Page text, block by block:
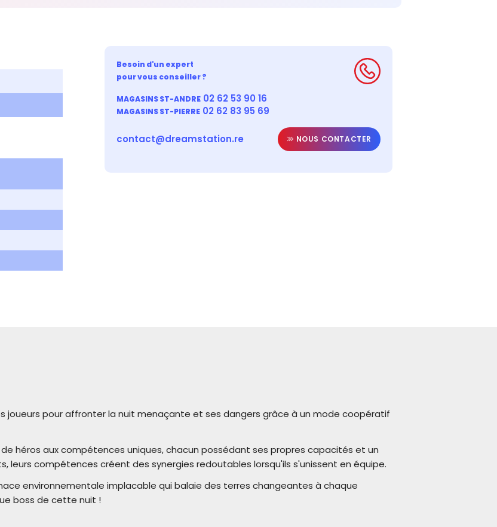
Besoin d'un expert
pour vous conseiller ?
MAGASINS ST-ANDRE 02 62 53 90 16
MAGASINS ST-PIERRE 02 62 83 95 69
contact@dreamstation.re NOUS CONTACTER
joueurs pour affronter la nuit menaçante et ses dangers grâce à un mode coopératif
héros aux compétences uniques, chacun possédant ses propres capacités et un
leurs compétences créent des synergies redoutables lorsqu'ils s'unissent en équipe.
environnementale implacable qui balaie des terres changeantes à chaque
boss de cette nuit !